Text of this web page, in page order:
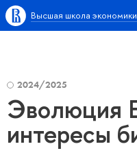
Высшая школа экономики
2024/2025
Эволюция
интересы